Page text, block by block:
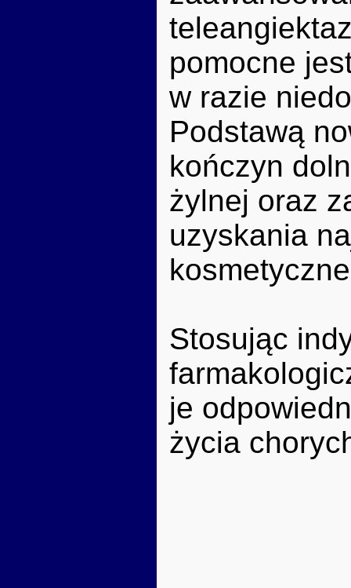
pomocne
w razie
Podstawą
kończyn
żylnej oraz
uzyskania
Stosując
je
życia